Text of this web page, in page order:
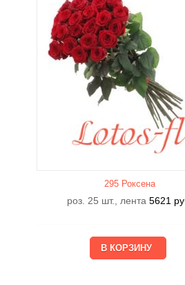
295 Роксена
роз. 25 шт., лента5621